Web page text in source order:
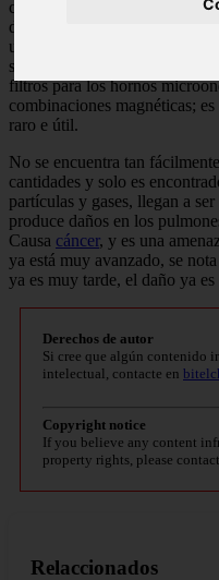
comenzando a usarse en
de fósforos por alto contenido
usado también para dar el
se crean granates de hierro,
filtros para los hornos
combinaciones magnéticas;
raro e útil.
No se encuentra tan
cantidades y solo es
partículas y gases, llegan a ser
produce daños en los
Causa cáncer, y es una
ya está muy avanzado, se
ya es muy tarde, el daño ya
Derechos de autor
Si cree que algún contenido
intelectual, contacte en
Copyright notice
If you believe any content
property rights, please contact
Relaccionados